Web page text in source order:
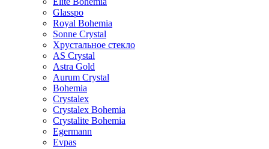
Glasspo
Royal Bohemia
Sonne Crystal
Хрустальное стекло
AS Crystal
Astra Gold
Aurum Crystal
Bohemia
Crystalex
Crystalex Bohemia
Crystalite Bohemia
Egermann
Evpas